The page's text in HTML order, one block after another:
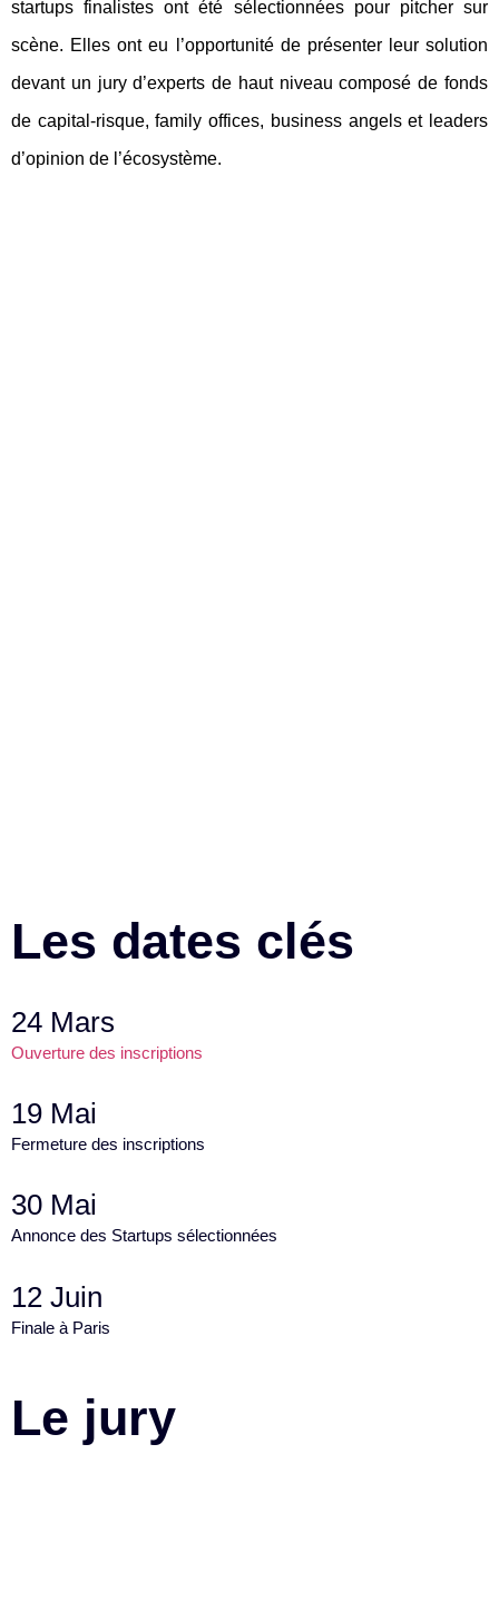
startups finalistes ont été sélectionnées pour pitcher sur
scène. Elles ont eu l’opportunité de présenter leur solution
devant un jury d’experts de haut niveau composé de fonds
de capital-risque, family offices, business angels et leaders
d’opinion de l’écosystème.
Les dates clés
24 Mars
Ouverture des inscriptions
19 Mai
Fermeture des inscriptions
30 Mai
Annonce des Startups sélectionnées
12 Juin
Finale à Paris
Le jury